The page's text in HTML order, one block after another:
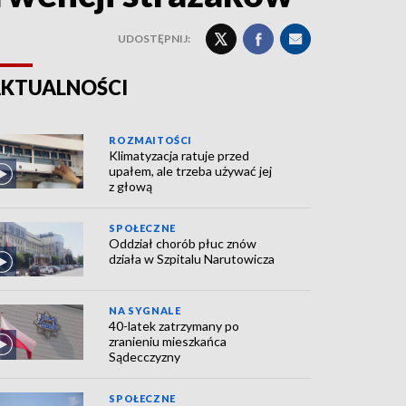
UDOSTĘPNIJ:
ROZMAITOŚCI
Klimatyzacja ratuje przed
upałem, ale trzeba używać jej
z głową
SPOŁECZNE
Oddział chorób płuc znów
działa w Szpitalu Narutowicza
NA SYGNALE
40-latek zatrzymany po
zranieniu mieszkańca
Sądecczyzny
SPOŁECZNE